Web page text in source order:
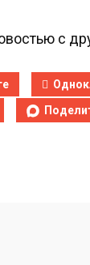
с